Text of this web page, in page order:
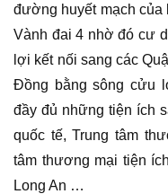
đường huyết mạch
Vành đai 4 nhờ đó cư
lợi kết nối sang các
Đồng bằng sông cửu
đầy đủ những tiện ích
quốc tế, Trung tâm
tâm thương mại tiện
Long An …